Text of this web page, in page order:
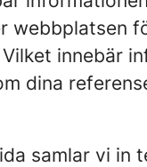
webbplatsen
innebär
dina
samlar vi